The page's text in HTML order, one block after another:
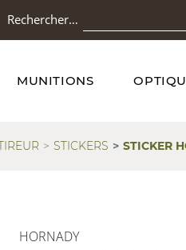
Rechercher…
MUNITIONS
STICKERS STICKER
HORNADY